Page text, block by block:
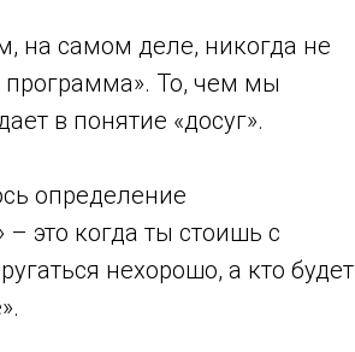
на самом деле, никогда не
программа». То, чем мы
в понятие «досуг».
определение
– это когда ты стоишь с
нехорошо, а кто будет